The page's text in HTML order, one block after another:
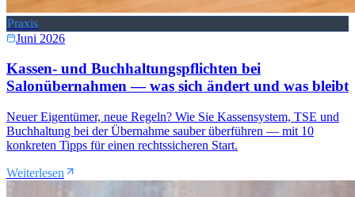
Praxis
Juni 2026
Kassen- und Buchhaltungspflichten bei
Salonübernahmen — was sich ändert und was bleibt
Neuer Eigentümer, neue Regeln? Wie Sie Kassensystem, TSE und
Buchhaltung bei der Übernahme sauber überführen — mit 10
konkreten Tipps für einen rechtssicheren Start.
Weiterlesen